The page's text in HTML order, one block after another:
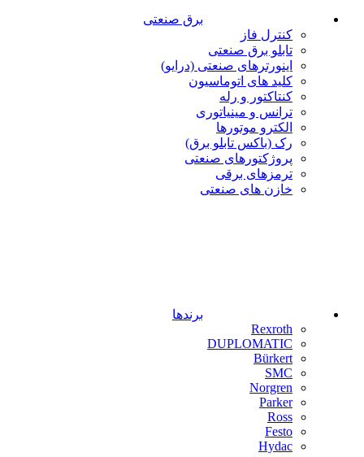
برق صنعتی
کنترل فاز
تابلو برق صنعتی
اینورترهای صنعتی (درایو)
کلید های اتوماسیون
کنتاکتور و رله
ترانس و مینیاتوری
الکترو موتورها
رک (باکس تابلو برق)
پروژکتورهای صنعتی
ترمزهای برقی
خازن های صنعتی
برندها
Rexroth
DUPLOMATIC
Bürkert
SMC
Norgren
Parker
Ross
Festo
Hydac